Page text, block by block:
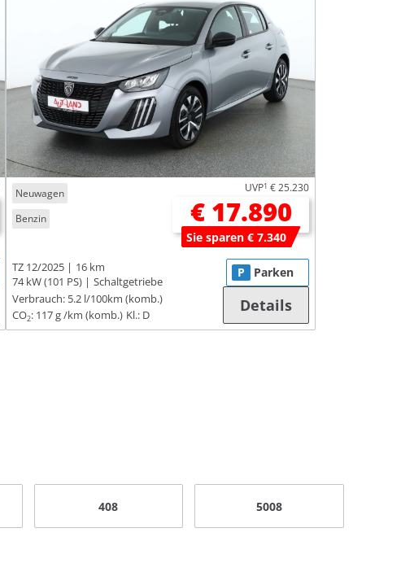
Neuwagen
Benzin
UVP1 € 25.230
€ 17.890
Sie sparen € 7.340
TZ 12/2025
16 km
74 kW (101 PS)
Schaltgetriebe
Verbrauch: 5.2 l/100km (komb.)
CO2: 117 g /km (komb.) Kl.: D
P Parken
Details
408 5008